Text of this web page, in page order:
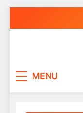
MENU